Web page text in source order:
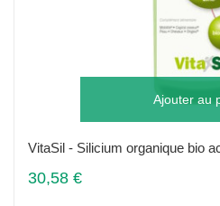
Ajouter au
VitaSil - Silicium organique bio
30,58 €